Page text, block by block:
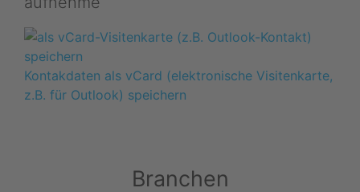
Kontakdaten als vCard (elektronische Visitenkarte,
z.B. für Outlook) speichern
Branchen